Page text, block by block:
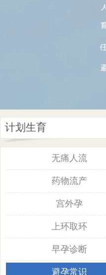
计划生育
无痛人流
药物流产
宫外孕
上环取环
早孕诊断
避孕常识